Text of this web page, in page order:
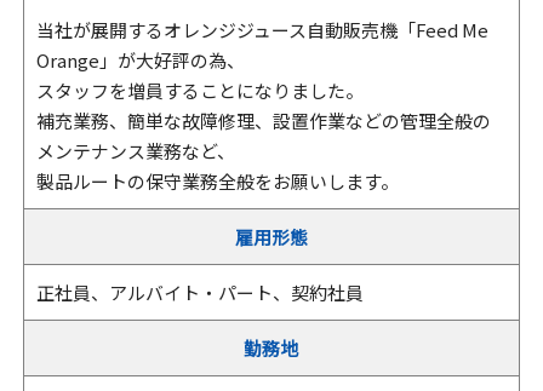
当社が展開するオレンジジュース自動販売機「Feed Me
Orange」が大好評の為、
スタッフを増員することになりました。
補充業務、簡単な故障修理、設置作業などの管理全般の
メンテナンス業務など、
製品ルートの保守業務全般をお願いします。
雇用形態
正社員、アルバイト・パート、契約社員
勤務地